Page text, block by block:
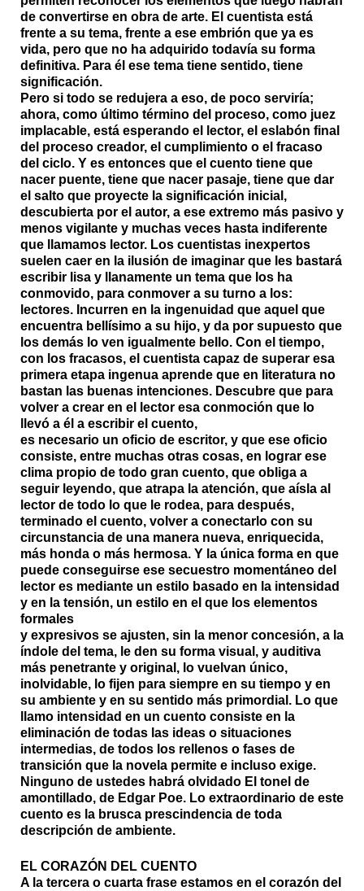
de convertirse en obra de arte. El cuentista está
frente a su tema, frente a ese embrión que ya es
vida, pero que no ha adquirido todavía su forma
definitiva. Para él ese tema tiene sentido, tiene
significación.
Pero si todo se redujera a eso, de poco serviría;
ahora, como último término del proceso, como juez
implacable, está esperando el lector, el eslabón final
del proceso creador, el cumplimiento o el fracaso
del ciclo. Y es entonces que el cuento tiene que
nacer puente, tiene que nacer pasaje, tiene que dar
el salto que proyecte la significación inicial,
descubierta por el autor, a ese extremo más pasivo y
menos vigilante y muchas veces hasta indiferente
que llamamos lector. Los cuentistas inexpertos
suelen caer en la ilusión de imaginar que les bastará
escribir lisa y llanamente un tema que los ha
conmovido, para conmover a su turno a los:
lectores. Incurren en la ingenuidad que aquel que
encuentra bellísimo a su hijo, y da por supuesto que
los demás lo ven igualmente bello. Con el tiempo,
con los fracasos, el cuentista capaz de superar esa
primera etapa ingenua aprende que en literatura no
bastan las buenas intenciones. Descubre que para
volver a crear en el lector esa conmoción que lo
llevó a él a escribir el cuento,
es necesario un oficio de escritor, y que ese oficio
consiste, entre muchas otras cosas, en lograr ese
clima propio de todo gran cuento, que obliga a
seguir leyendo, que atrapa la atención, que aísla al
lector de todo lo que le rodea, para después,
terminado el cuento, volver a conectarlo con su
circunstancia de una manera nueva, enriquecida,
más honda o más hermosa. Y la única forma en que
puede conseguirse ese secuestro momentáneo del
lector es mediante un estilo basado en la intensidad
y en la tensión, un estilo en el que los elementos
formales
y expresivos se ajusten, sin la menor concesión, a la
índole del tema, le den su forma visual, y auditiva
más penetrante y original, lo vuelvan único,
inolvidable, lo fijen para siempre en su tiempo y en
su ambiente y en su sentido más primordial. Lo que
llamo intensidad en un cuento consiste en la
eliminación de todas las ideas o situaciones
intermedias, de todos los rellenos o fases de
transición que la novela permite e incluso exige.
Ninguno de ustedes habrá olvidado El tonel de
amontillado, de Edgar Poe. Lo extraordinario de este
cuento es la brusca prescindencia de toda
descripción de ambiente.
EL CORAZÓN DEL CUENTO
A la tercera o cuarta frase estamos en el corazón del